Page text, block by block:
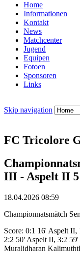
Home
Informationen
Kontakt
News
Matchcenter
Jugend
Equipen
Fotoen
Sponsoren
Links
Skip navigation
FC Tricolore
III - Aspelt II
18.04.2026 08:59
Championnatsmätch
Score: 0:1 16' Aspelt II,
2:2 50' Aspelt II, 3:2
Muralidharan